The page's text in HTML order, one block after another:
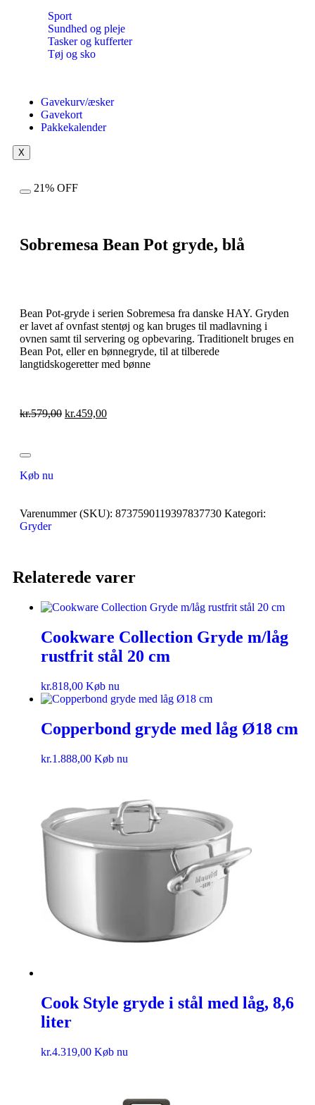
Sport
Sundhed og pleje
Tasker og kufferter
Tøj og sko
Gavekurv/æsker
Gavekort
Pakkekalender
X
21% OFF
Sobremesa Bean Pot gryde, blå
Bean Pot-gryde i serien Sobremesa fra danske HAY. Gryden
er lavet af ovnfast stentøj og kan bruges til madlavning i
ovnen samt til servering og opbevaring. Traditionelt bruges en
Bean Pot, eller en bønnegryde, til at tilberede
langtidskogeretter med bønne
kr.579,00 kr.459,00
Køb nu
Varenummer (SKU): 8737590119397837730 Kategori:
Gryder
Relaterede varer
Cookware Collection Gryde m/låg
rustfrit stål 20 cm
kr.818,00 Køb nu
Copperbond gryde med låg Ø18 cm
kr.1.888,00 Køb nu
Cook Style gryde i stål med låg, 8,6
liter
kr.4.319,00 Køb nu